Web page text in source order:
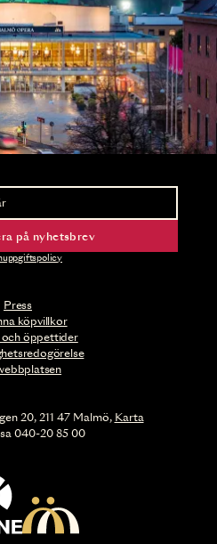
Press
köpvillkor
och öppettider
och biljettsläpp.
på nyhetsbrev
20, 211 47 Malmö, Karta
040-20 85 00